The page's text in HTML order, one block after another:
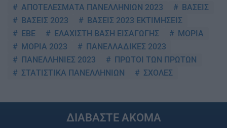
ΑΠΟΤΕΛΕΣΜΑΤΑ ΠΑΝΕΛΛΗΝΙΩΝ 2023
ΒΑΣΕΙΣ
ΒΑΣΕΙΣ 2023
ΒΑΣΕΙΣ 2023 ΕΚΤΙΜΗΣΕΙΣ
ΕΒΕ
ΕΛΑΧΙΣΤΗ ΒΑΣΗ ΕΙΣΑΓΩΓΗΣ
ΜΟΡΙΑ
ΜΟΡΙΑ 2023
ΠΑΝΕΛΛΑΔΙΚΕΣ 2023
ΠΑΝΕΛΛΗΝΙΕΣ 2023
ΠΡΩΤΟΙ ΤΩΝ ΠΡΩΤΩΝ
ΣΤΑΤΙΣΤΙΚΑ ΠΑΝΕΛΛΗΝΙΩΝ
ΣΧΟΛΕΣ
ΔΙΑΒΑΣΤΕ ΑΚΟΜΑ